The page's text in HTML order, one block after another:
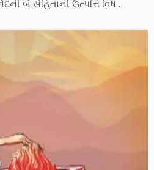
બે સંહિતાની ઉત્પત્તિ વિષે…